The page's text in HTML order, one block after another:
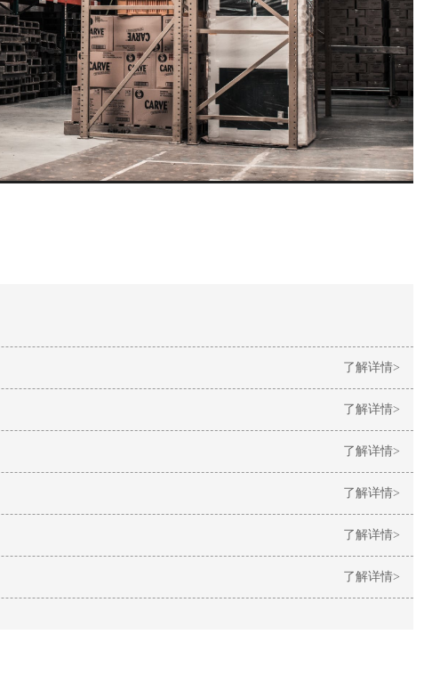
了解详情>
了解详情>
了解详情>
了解详情>
了解详情>
了解详情>